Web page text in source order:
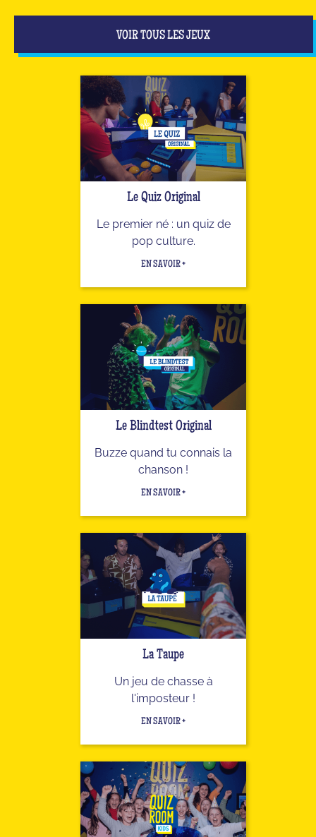
Le Quiz Original
Le premier né : un quiz de
pop culture.
EN SAVOIR +
Le Blindtest Original
Buzze quand tu connais la
chanson !
EN SAVOIR +
La Taupe
Un jeu de chasse à
l'imposteur !
EN SAVOIR +
VOIR TOUS LES JEUX